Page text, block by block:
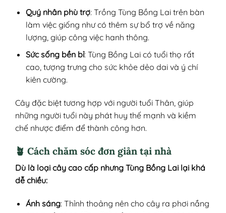
Quý nhân phù trợ: Trồng Tùng Bồng Lai trên bàn
làm việc giống như có thêm sự bổ trợ về năng
lượng, giúp công việc hanh thông.
Sức sống bền bỉ: Tùng Bồng Lai có tuổi thọ rất
cao, tượng trưng cho sức khỏe dẻo dai và ý chí
kiên cường.
Cây đặc biệt tương hợp với người tuổi Thân, giúp
những người tuổi này phát huy thế mạnh và kiềm
chế nhược điểm để thành công hơn.
🪴 Cách chăm sóc đơn giản tại nhà
Dù là loại cây cao cấp nhưng Tùng Bồng Lai lại khá
dễ chiều:
Ánh sáng: Thỉnh thoảng nên cho cây ra phơi nắng